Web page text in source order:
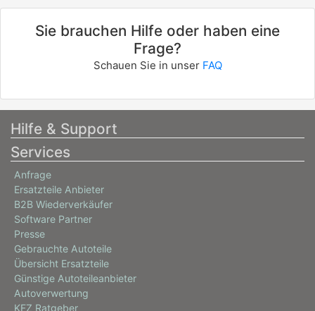
Sie brauchen Hilfe oder haben eine
Frage?
Schauen Sie in unser FAQ
Hilfe & Support
Services
Anfrage
Ersatzteile Anbieter
B2B Wiederverkäufer
Software Partner
Presse
Gebrauchte Autoteile
Übersicht Ersatzteile
Günstige Autoteileanbieter
Autoverwertung
KFZ Ratgeber